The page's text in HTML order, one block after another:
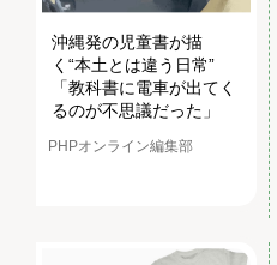
沖縄発の児童書が描
く“本土とは違う日常”
「教科書に電車が出てく
るのが不思議だった」
PHPオンライン編集部